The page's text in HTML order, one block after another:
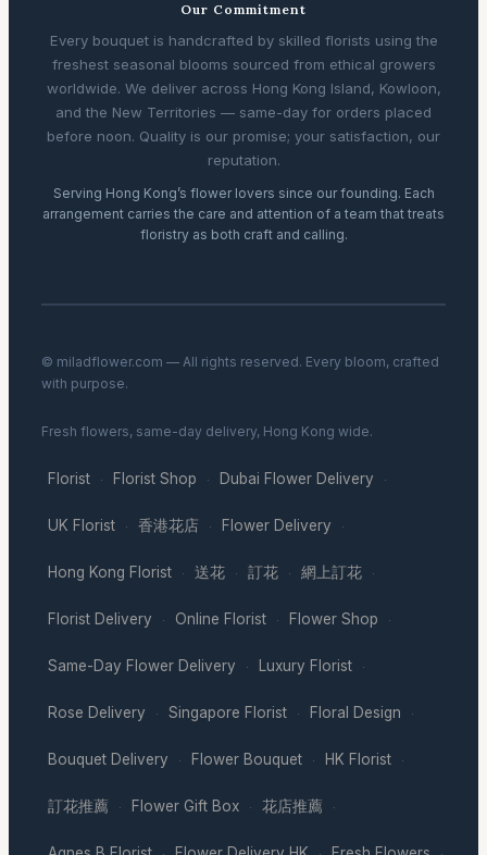
Our Commitment
Every bouquet is handcrafted by skilled florists using the
freshest seasonal blooms sourced from ethical growers
worldwide. We deliver across Hong Kong Island, Kowloon,
and the New Territories — same-day for orders placed
before noon. Quality is our promise; your satisfaction, our
reputation.
Serving Hong Kong’s flower lovers since our founding. Each
arrangement carries the care and attention of a team that treats
floristry as both craft and calling.
© miladflower.com — All rights reserved. Every bloom, crafted
with purpose.
Fresh flowers, same-day delivery, Hong Kong wide.
Florist · Florist Shop · Dubai Flower Delivery ·
UK Florist · 香港花店 · Flower Delivery ·
Hong Kong Florist · 送花 · 訂花 · 網上訂花 ·
Florist Delivery · Online Florist · Flower Shop ·
Same-Day Flower Delivery · Luxury Florist ·
Rose Delivery · Singapore Florist · Floral Design ·
Bouquet Delivery · Flower Bouquet · HK Florist ·
訂花推薦 · Flower Gift Box · 花店推薦 ·